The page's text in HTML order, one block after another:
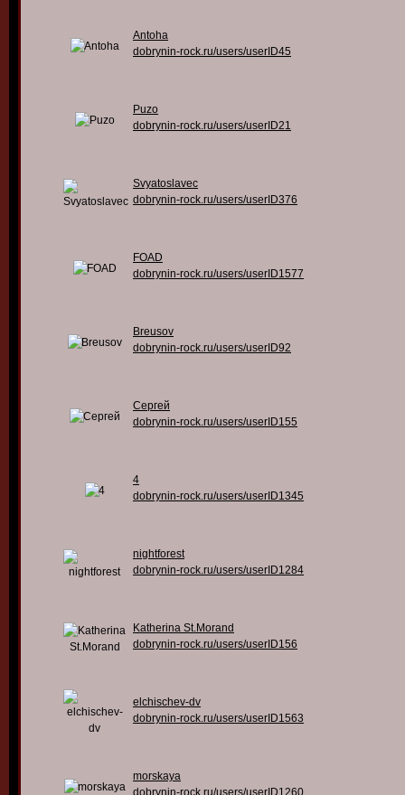
Antoha
dobrynin-rock.ru/users/userID45
Puzo
dobrynin-rock.ru/users/userID21
Svyatoslavec
dobrynin-rock.ru/users/userID376
FOAD
dobrynin-rock.ru/users/userID1577
Breusov
dobrynin-rock.ru/users/userID92
Сергей
dobrynin-rock.ru/users/userID155
4
dobrynin-rock.ru/users/userID1345
nightforest
dobrynin-rock.ru/users/userID1284
Katherina St.Morand
dobrynin-rock.ru/users/userID156
elchischev-dv
dobrynin-rock.ru/users/userID1563
morskaya
dobrynin-rock.ru/users/userID1260